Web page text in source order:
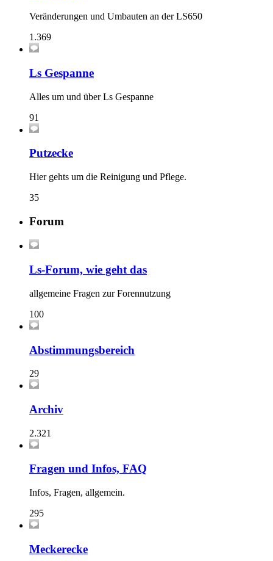
Veränderungen und Umbauten an der LS650
1.369
Ls Gespanne
Alles um und über Ls Gespanne
91
Putzecke
Hier gehts um die Reinigung und Pflege.
35
Forum
Ls-Forum, wie geht das
allgemeine Fragen zur Forennutzung
100
Abstimmungsbereich
29
Archiv
2.321
Fragen und Infos, FAQ
Infos, Fragen, allgemein.
295
Meckerecke